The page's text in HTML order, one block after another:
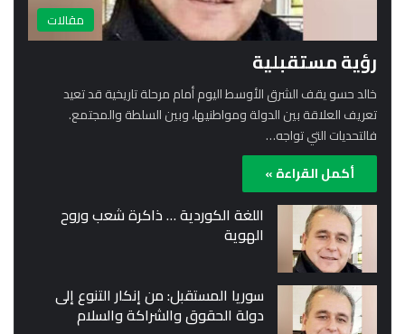
مقالات
رؤية مستقبلية
خالد حسو يقف الشرق الأوسط اليوم أمام مرحلة تاريخية قد تعيد
تعريف العلاقة بين الدولة ومواطنيها، وبين السلطة والمجتمع.
فالتحديات التي تواجه…
أكمل القراءة »
اللغة الكوردية … ذاكرة شعب وروح
الهوية
سوريا المستقبل: من إنكار التنوع إلى
دولة الحقوق والشراكة والسلام